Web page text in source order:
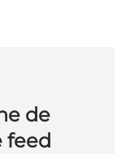
de
feed